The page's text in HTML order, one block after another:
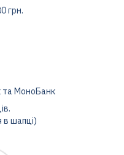
грн.
та МоноБанк
в шапці)